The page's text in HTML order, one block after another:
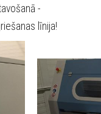
-
līnija!